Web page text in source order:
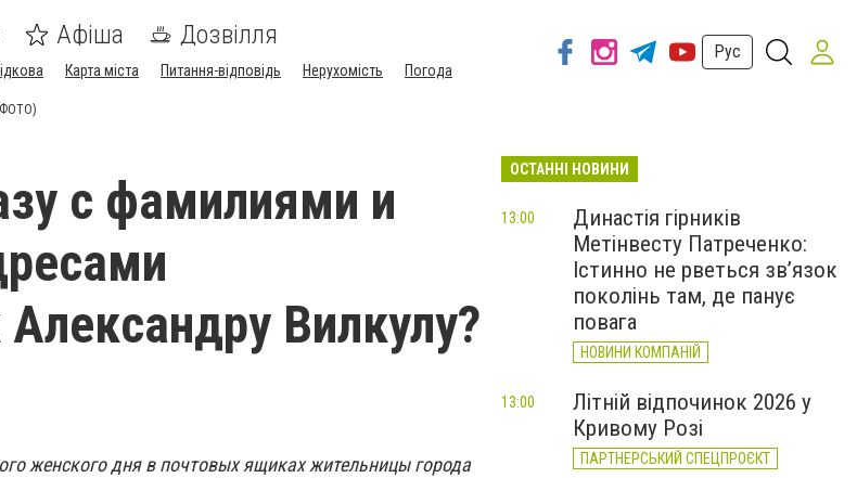
Афіша Дозвілля
Карта міста Питання-відповідь Нерухомість Погода
Рус
с фамилиями и
Вилкулу?
женского дня в почтовых ящиках жительницы города
ОСТАННІ НОВИНИ
Династія гірників
Метінвесту Патреченко:
Істинно не рветься зв’язок
поколінь там, де панує
повага
НОВИНИ КОМПАНІЙ
13:00
Літній відпочинок 2026 у
Кривому Розі
ПАРТНЕРСЬКИЙ СПЕЦПРОЄКТ
13:00